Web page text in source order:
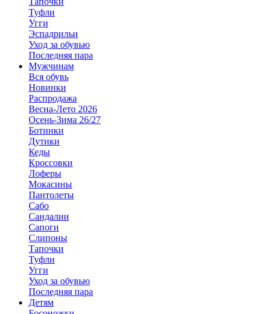
Туфли
Угги
Эспадрильи
Уход за обувью
Последняя пара
Мужчинам
Вся обувь
Новинки
Распродажа
Весна-Лето 2026
Осень-Зима 26/27
Ботинки
Дутики
Кеды
Кроссовки
Лоферы
Мокасины
Пантолеты
Сабо
Сандалии
Сапоги
Слипоны
Тапочки
Туфли
Угги
Уход за обувью
Последняя пара
Детям